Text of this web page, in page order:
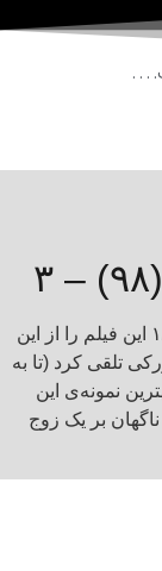
. . .
سه کام حبس (سامان سالور) ستاره (از پنج): ۱/۲ این فیلم را از این
تلقی کرد (تا به
نمونه‌ی این
بر یک زوج